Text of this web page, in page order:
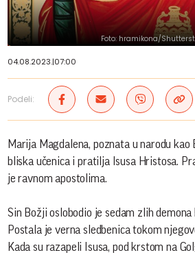
Foto: hramikona/
04.08.2023.|07:00
Podeli:
Marija Magdalena, poznata u narodu kao
bliska učenica i pratilja Isusa Hristosa.
je ravnom apostolima.
Sin Božji oslobodio je sedam zlih
Postala je verna sledbenica tokom
Kada su razapeli Isusa, pod krstom na